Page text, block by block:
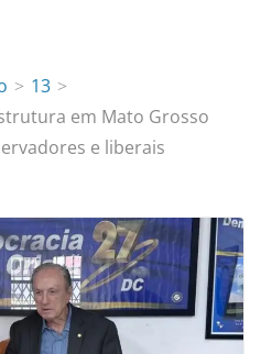
13
em Mato Grosso
e liberais